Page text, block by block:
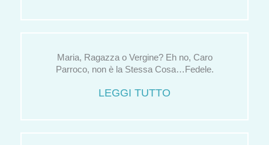
Maria, Ragazza o Vergine? Eh no, Caro
Parroco, non è la Stessa Cosa…Fedele.
LEGGI TUTTO